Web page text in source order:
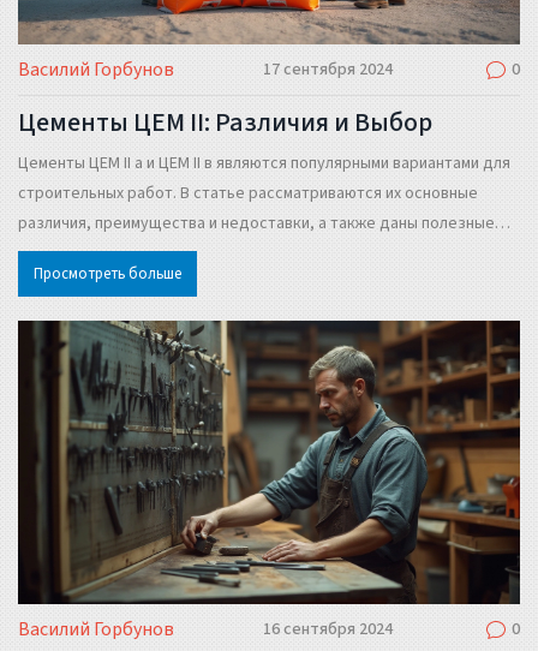
Василий Горбунов 17 сентября 2024 0
Цементы ЦЕМ II: Различия и Выбор
Цементы ЦЕМ II а и ЦЕМ II в являются популярными вариантами для
строительных работ. В статье рассматриваются их основные
различия, преимущества и недоставки, а также даны полезные
советы по выбору подходящего цемента для конкретных задач.
Читатель узнает, на что обратить внимание при покупке и
Просмотреть больше
Василий Горбунов 16 сентября 2024 0